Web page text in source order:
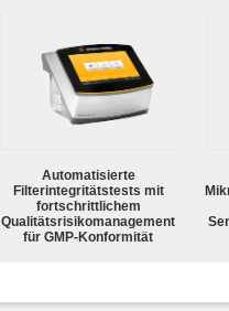
Automatisierte
Filterintegritätstests mit
fortschrittlichem
Qualitätsrisikomanagement
für GMP-Konformität